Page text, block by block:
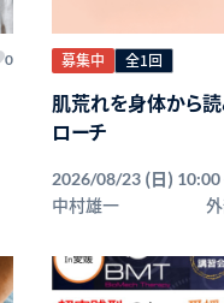
0 募集中 全1回
肌荒れを身体から
ローチ
2026/08/23 (日)
中村雄一